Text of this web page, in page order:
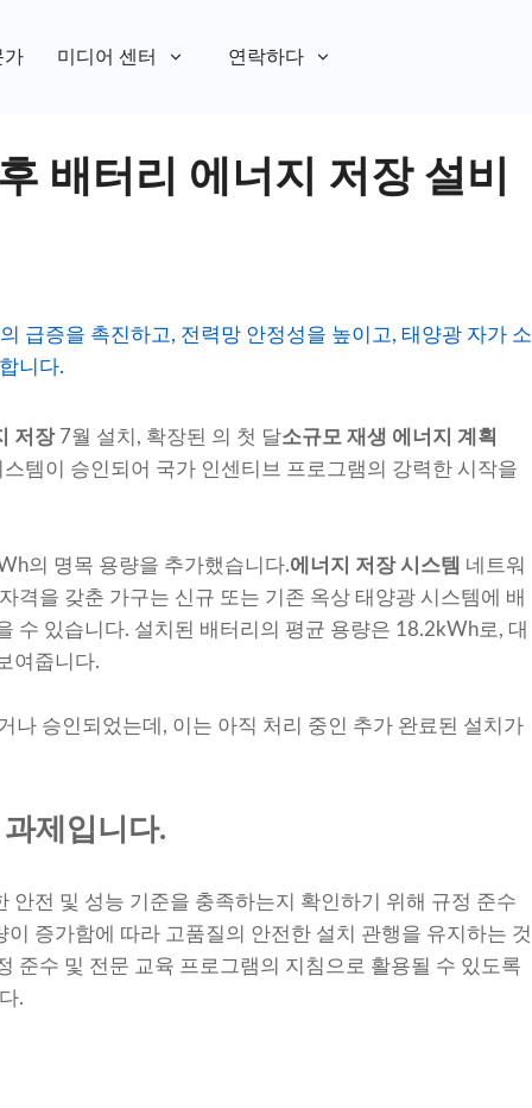
가 미디어 센터 연락하다
배터리 에너지 저장 설비
급증을 촉진하고, 전력망 안정성을 높이고, 태양광 자가 소
니다.
저장7월 설치, 확장된 의 첫 달소규모 재생 에너지 계획
템이 승인되어 국가 인센티브 프로그램의 강력한 시작을
의 명목 용량을 추가했습니다.에너지 저장 시스템 네트워
격을 갖춘 가구는 신규 또는 기존 옥상 태양광 시스템에 배
수 있습니다. 설치된 배터리의 평균 용량은 18.2kWh로, 대
여줍니다.
나 승인되었는데, 이는 아직 처리 중인 추가 완료된 설치가
제입니다.
안전 및 성능 기준을 충족하는지 확인하기 위해 규정 준수
증가함에 따라 고품질의 안전한 설치 관행을 유지하는 것
준수 및 전문 교육 프로그램의 지침으로 활용될 수 있도록
.